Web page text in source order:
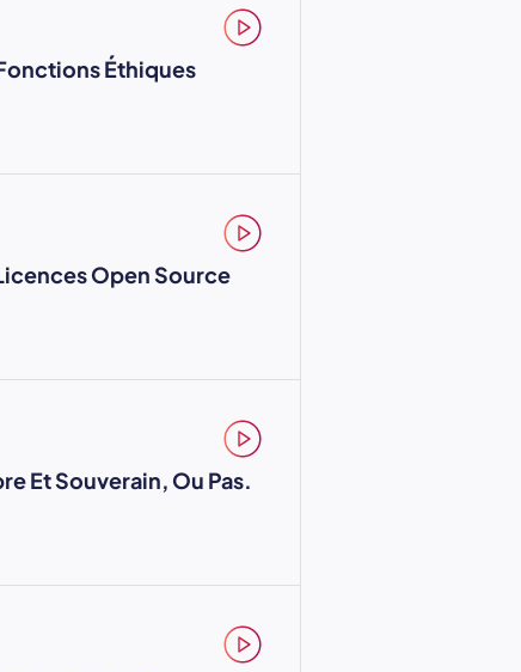
Éthiques
Open Source
Et Souverain, Ou Pas.